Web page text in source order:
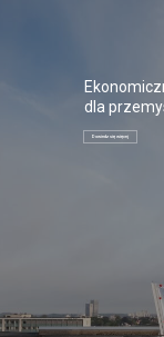
dla
Dowiedz się więcej